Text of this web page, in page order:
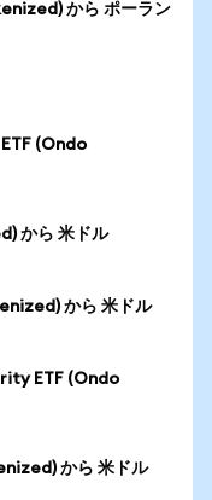
から ポーラン
(Ondo
から 米ドル
から 米ドル
ETF (Ondo
から 米ドル